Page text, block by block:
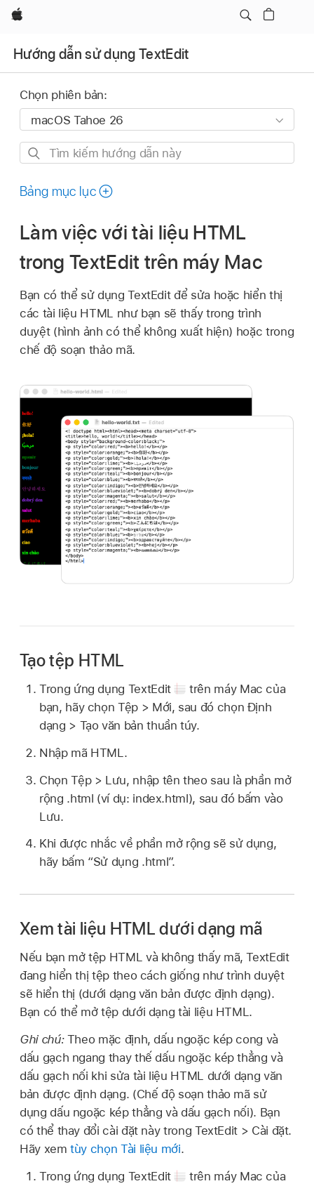
Apple
Hướng dẫn sử dụng TextEdit
Chọn phiên bản:
Tìm
hướng
này
Bảng mục lục
Làm việc với tài liệu HTML
trong TextEdit trên máy Mac
Bạn có thể sử dụng TextEdit để sửa hoặc hiển thị
các tài liệu HTML như bạn sẽ thấy trong trình
duyệt (hình ảnh có thể không xuất hiện) hoặc trong
chế độ soạn thảo mã.
Tạo tệp HTML
Trong ứng dụng TextEdit
trên máy Mac của
bạn, hãy chọn Tệp > Mới, sau đó chọn Định
dạng > Tạo văn bản thuần túy.
Nhập mã HTML.
Chọn Tệp > Lưu, nhập tên theo sau là phần mở
rộng .html (ví dụ: index.html), sau đó bấm vào
Lưu.
Khi được nhắc về phần mở rộng sẽ sử dụng,
hãy bấm “Sử dụng .html”.
Xem tài liệu HTML dưới dạng mã
Nếu bạn mở tệp HTML và không thấy mã, TextEdit
đang hiển thị tệp theo cách giống như trình duyệt
sẽ hiển thị (dưới dạng văn bản được định dạng).
Bạn có thể mở tệp dưới dạng tài liệu HTML.
Ghi chú: Theo mặc định, dấu ngoặc kép cong và
dấu gạch ngang thay thế dấu ngoặc kép thẳng và
dấu gạch nối khi sửa tài liệu HTML dưới dạng văn
bản được định dạng. (Chế độ soạn thảo mã sử
dụng dấu ngoặc kép thẳng và dấu gạch nối). Bạn
có thể thay đổi cài đặt này trong TextEdit > Cài đặt.
Hãy xemtùy chọn Tài liệu mới.
Trong ứng dụng TextEdit
trên máy Mac của